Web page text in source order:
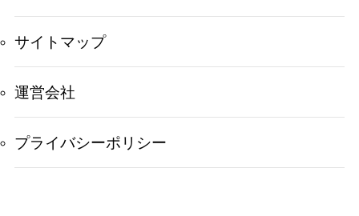
サイトマップ
運営会社
プライバシーポリシー